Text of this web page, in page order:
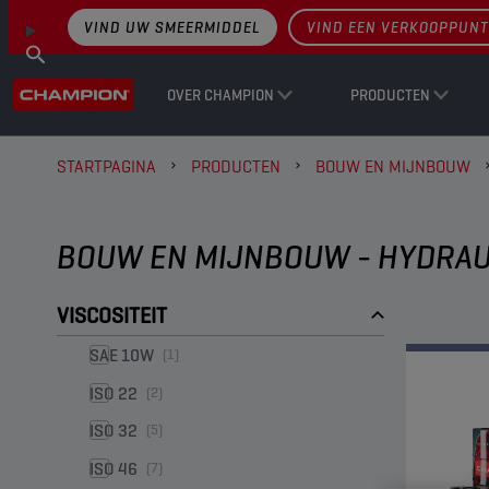
OVER CHAMPION PRODUCTEN
VIND UW SMEERMIDDEL VIND EEN VERKOOPPUNT
STARTPAGINA PRODUCTEN BOUW EN MIJNBOUW
BOUW EN MIJNBOUW -
VISCOSITEIT
SAE 10W (1)
ISO 22 (2)
ISO 32 (5)
ISO 46 (7)